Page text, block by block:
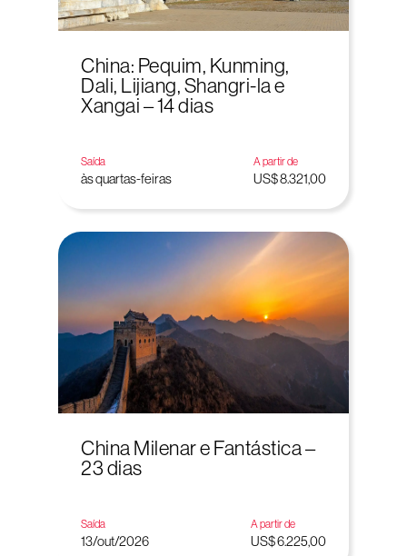
China: Pequim, Kunming,
Dali, Lijiang, Shangri-la e
Xangai – 14 dias
Saída
às quartas-feiras
A partir de
US$ 8.321,00
China Milenar e Fantástica –
23 dias
Saída
13/out/2026
A partir de
US$ 6.225,00